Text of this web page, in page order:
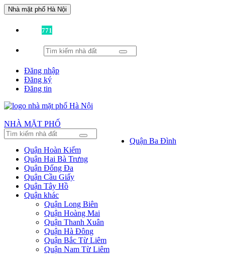
Nhà mặt phố Hà Nội
771
Đăng nhập
Đăng ký
Đăng tin
NHÀ MẶT PHỐ
Quận Ba Đình
Quận Hoàn Kiếm
Quận Hai Bà Trưng
Quận Đống Đa
Quận Cầu Giấy
Quận Tây Hồ
Quận khác
Quận Long Biên
Quận Hoàng Mai
Quận Thanh Xuân
Quận Hà Đông
Quận Bắc Từ Liêm
Quận Nam Từ Liêm